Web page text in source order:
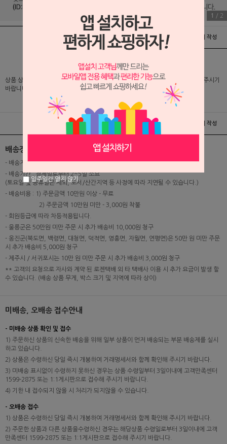
1 / 2
배송 및 교환/반품안내 상품후기 및 평가서 작성
상품 상세 설명 및 실제 구매 가격은 로그인 후 확인 가능하오니 반드시 로그인해 주시기
바랍니다.
배송 및 교환/반품안내 상품후기 및 평가서 작성
배송정보
- 배송지역 : 전국
- 배송기간 : 결제일로부터 2~5일 소요
(토요일 및 공휴일은 제외, 도서/산간지역 등 사정에 따라 지연될 수 있습니다.)
- 배송비용 : 1) 주문금액 10만원 이상 - 무료
2) 주문금액 10만원 미만 - 3,000원 착불
- 회원등급에 따라 차등적용됩니다.
- 울릉군은 50만원 미만 주문 시 추가 배송비 10,000원 청구
- 옹진군(북도면, 백령면, 대청면, 덕적면, 영흥면, 자월면, 연평면)은 50만 원 미만 주문
시 추가 배송비 5,000원 청구
- 제주시 / 서귀포시는 10만 원 미만 주문 시 추가 배송비 3,000원 청구
** 고객의 요청으로 자사와 계약 된 로젠택배 외 타 택배사 이용 시 추가 요금이 발생 할
수 있습니다. (배송 상품 무게, 박스 크기 및 지역에 따라 상이)
미배송, 오배송 접수안내
- 미배송 상품 확인 및 접수
1) 주문하신 상품의 신속한 배송을 위해 일부 상품이 먼저 배송되는 부분 배송제를 실시
하고 있습니다.
2) 상품은 수령하신 당일 즉시 개봉하여 거래명세서와 함께 확인해 주시기 바랍니다.
3) 미배송 표시없이 수령하지 못하신 경우는 상품 수령일부터 3일이내에 고객만족센터
1599-2875 또는 1:1게시판으로 접수해 주시기 바랍니다.
4) 기한 내 접수되지 않을 시 처리가 되지않을 수 있습니다.
- 오배송 접수
1) 상품은 수령하신 당일 즉시 개봉하여 거래명세서와 함께 확인해 주시기 바랍니다.
2) 주문한 상품과 다른 상품을수령하신 경우는 해당상품 수령일로부터 3일이내에 고객
만족센터 1599-2875 또는 1:1게시판으로 접수해 주시기 바랍니다.
일주일간 열지 않기